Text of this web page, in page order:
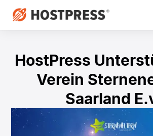
HostPress
Verein
Saarland